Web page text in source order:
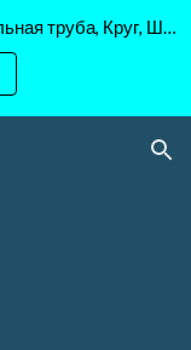
Skip to navigation
Металл в Ташкенте в Телеграмм ( Профильная труба, Круг, Шестигранник Ст45, 40Х, )